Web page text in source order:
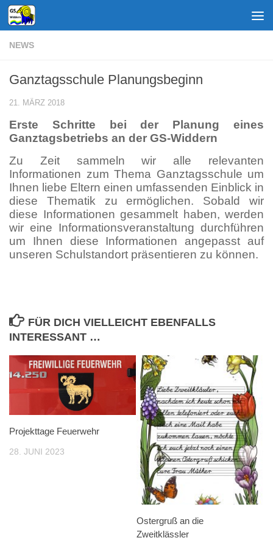
Zum Inhalt springen
NEWS
Ganztagsschule Planungsbeginn
21. MÄRZ 2018
Erste Schritte bei der Planung eines
Ganztagsbetriebs an der GS-Widdern
Zu Zeit sammeln wir alle relevanten
Informationen zum Thema Ganztagsschule um
Ihnen liebe Eltern einen umfassenden Einblick in
diese Thematik zu ermöglichen. Sobald wir
diese Informationen gesammelt haben, werden
wir eine Informationsveranstaltung durchführen
um Ihnen diese Informationen angepasst auf
unseren Schulstandort präsentieren zu können.
FÜR DICH VIELLEICHT EBENFALLS
INTERESSANT …
Projekttage Feuerwehr
28. JUNI 2023
Ostergruß an die
Zweitklässler